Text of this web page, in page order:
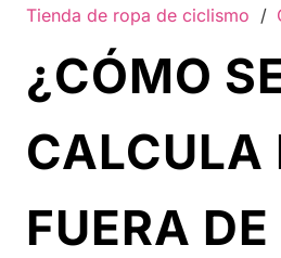
Tienda de ropa de ciclismo /
¿CÓMO
CALCULA
FUERA DE